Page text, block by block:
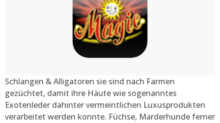
Schlangen & Alligatoren sie sind nach Farmen
gezüchtet, damit ihre Häute wie sogenanntes
Exotenleder dahinter vermeintlichen Luxusprodukten
verarbeitet werden konnte. Füchse, Marderhunde ferner